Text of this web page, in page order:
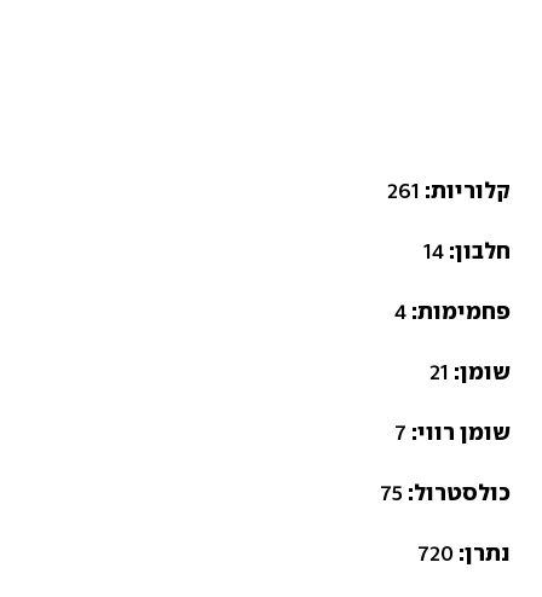
קלוריות:
חלבון:
פחמימות:
שומן:
שומן רווי:
כולסטרול:
נתרן: